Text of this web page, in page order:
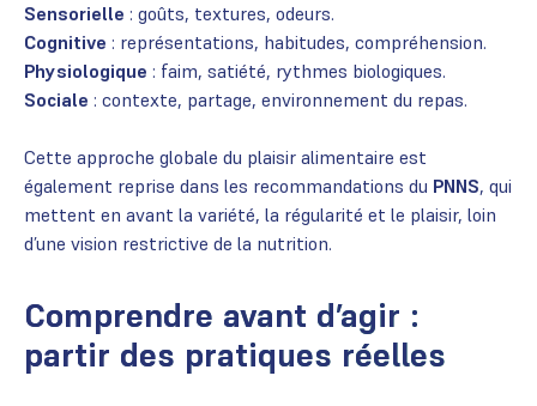
Sensorielle : goûts, textures, odeurs.
Cognitive : représentations, habitudes, compréhension.
Physiologique : faim, satiété, rythmes biologiques.
Sociale : contexte, partage, environnement du repas.
Cette approche globale du plaisir alimentaire est
également reprise dans les recommandations du PNNS, qui
mettent en avant la variété, la régularité et le plaisir, loin
d’une vision restrictive de la nutrition.
Comprendre avant d’agir :
partir des pratiques réelles